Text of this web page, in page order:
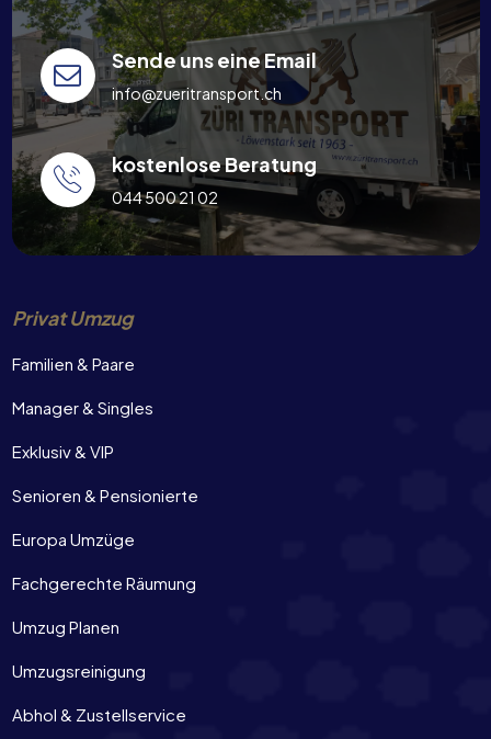
Sende uns eine Email
info@zueritransport.ch
kostenlose Beratung
044 500 21 02
Privat Umzug
Familien & Paare
Manager & Singles
Exklusiv & VIP
Senioren & Pensionierte
Europa Umzüge
Fachgerechte Räumung
Umzug Planen
Umzugsreinigung
Abhol & Zustellservice